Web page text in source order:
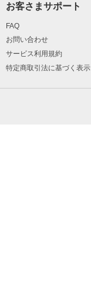
お客さまサポート
FAQ
お問い合わせ
サービス利用規約
特定商取引法に基づく表示